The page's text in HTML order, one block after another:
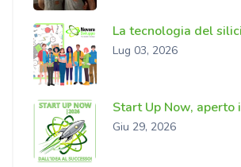
La tecnologia del
Lug 03, 2026
Start Up Now, aperto
Giu 29, 2026